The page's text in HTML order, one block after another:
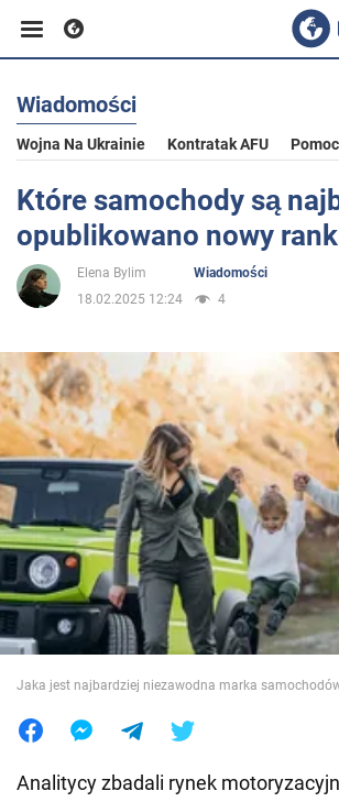
Biznes
Sport
Rozrywka
Polityka
Społeczeństwo
Wojna na Ukrainie
Świat
Jedzenie
Wiadomości
Wojna Na Ukrainie Kontratak AFU
Które samochody są
opublikowano nowy
Elena Bylim
Wiadomości
18.02.2025 12:24
4
Jaka jest najbardziej niezawodna marka
Analitycy zbadali rynek